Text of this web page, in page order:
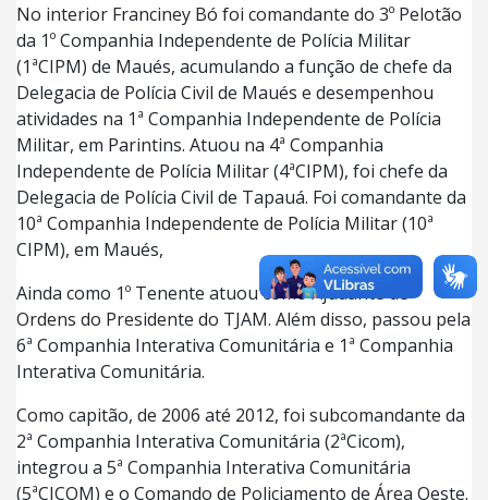
No interior Franciney Bó foi comandante do 3º Pelotão
da 1º Companhia Independente de Polícia Militar
(1ªCIPM) de Maués, acumulando a função de chefe da
Delegacia de Polícia Civil de Maués e desempenhou
atividades na 1ª Companhia Independente de Polícia
Militar, em Parintins. Atuou na 4ª Companhia
Independente de Polícia Militar (4ªCIPM), foi chefe da
Delegacia de Polícia Civil de Tapauá. Foi comandante da
10ª Companhia Independente de Polícia Militar (10ª
CIPM), em Maués,
Ainda como 1º Tenente atuou como Ajudante de
Ordens do Presidente do TJAM. Além disso, passou pela
6ª Companhia Interativa Comunitária e 1ª Companhia
Interativa Comunitária.
Como capitão, de 2006 até 2012, foi subcomandante da
2ª Companhia Interativa Comunitária (2ªCicom),
integrou a 5ª Companhia Interativa Comunitária
(5ªCICOM) e o Comando de Policiamento de Área Oeste.